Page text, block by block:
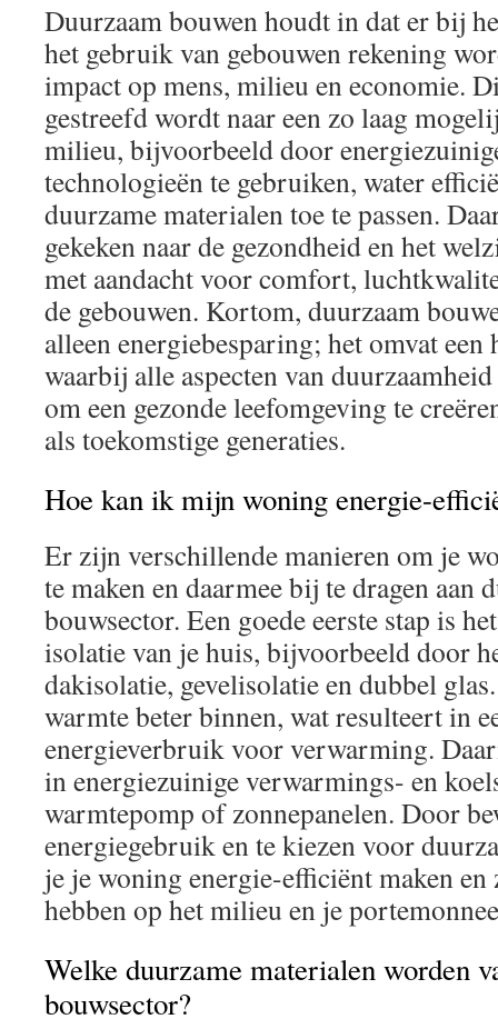
Duurzaam bouwen houdt in dat er bij
het gebruik van gebouwen rekening
impact op mens, milieu en economie.
gestreefd wordt naar een zo laag
milieu, bijvoorbeeld door
technologieën te gebruiken, water
duurzame materialen toe te passen.
gekeken naar de gezondheid en het
met aandacht voor comfort,
de gebouwen. Kortom, duurzaam
alleen energiebesparing; het omvat
waarbij alle aspecten van
om een gezonde leefomgeving te
als toekomstige generaties.
Hoe kan ik mijn woning energie-
Er zijn verschillende manieren om je
te maken en daarmee bij te dragen aan
bouwsector. Een goede eerste stap is
isolatie van je huis, bijvoorbeeld door
dakisolatie, gevelisolatie en dubbel
warmte beter binnen, wat resulteert in
energieverbruik voor verwarming.
in energiezuinige verwarmings- en
warmtepomp of zonnepanelen. Door
energiegebruik en te kiezen voor
je je woning energie-efficiënt maken en
hebben op het milieu en je
Welke duurzame materialen worden
bouwsector?